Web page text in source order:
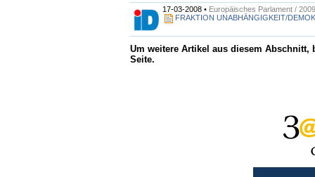
17-03-2008 • Europäisches Parlament /
FRAKTION UNABHÄNGIGKEIT/
Um weitere Artikel aus diesem Abschnitt,
Seite.